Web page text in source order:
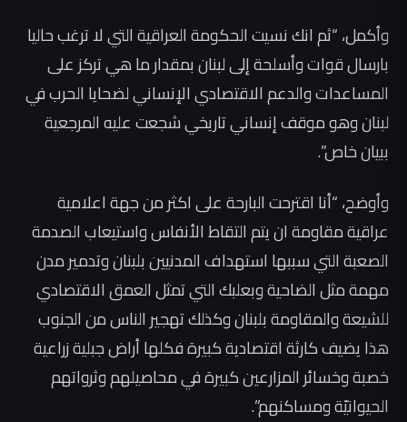
وأكمل، “ثم انك نسيت الحكومة العراقية التي لا ترغب حاليا
بارسال قوات وأسلحة إلى لبنان بمقدار ما هي تركز على
المساعدات والدعم الاقتصادي الإنساني لضحايا الحرب في
لبنان وهو موقف إنساني تاريخي شجعت عليه المرجعية
ببيان خاص”.
وأوضح، “أنا اقترحت البارحة على اكثر من جهة اعلامية
عراقية مقاومة ان يتم التقاط الأنفاس واستيعاب الصدمة
الصعبة التي سببها استهداف المدنيين بلبنان وتدمير مدن
مهمة مثل الضاحية وبعلبك التي تمثل العمق الاقتصادي
للشيعة والمقاومة بلبنان وكذلك تهجير الناس من الجنوب
هذا يضيف كارثة اقتصادية كبيرة فكلها أراض جبلية زراعية
خصبة وخسائر المزارعين كبيرة في محاصيلهم وثرواتهم
الحيوانيّة ومساكنهم”.